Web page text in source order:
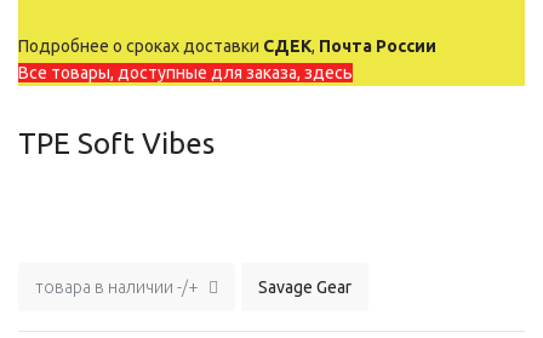
Подробнее о сроках доставки СДЕК, Почта России
Все товары, доступные для заказа, здесь
TPE Soft Vibes
товара в наличии -/+ Savage Gear